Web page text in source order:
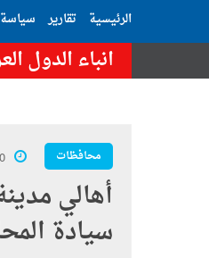
الرئيسية تقارير سياسة
انباء الدول
هزة أرضية تضرب
محافظات
أهالي
سيادة